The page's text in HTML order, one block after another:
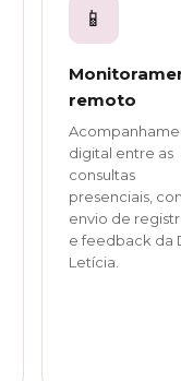
📱
remoto
digital entre as
consultas
presenciais,
envio de
e feedback da
Letícia.